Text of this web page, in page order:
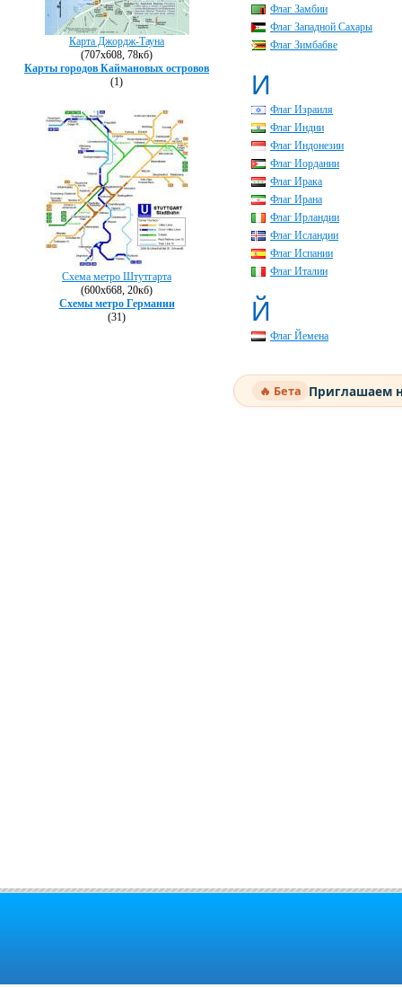
Карта Джордж-Тауна
(707х608, 78кб)
Карты городов Каймановых островов
(1)
Схема метро Штутгарта
(600х668, 20кб)
Схемы метро Германии
(31)
Флаг Замбии
Флаг Западной Сахары
Флаг Зимбабве
И
Флаг Израиля
Флаг Индии
Флаг Индонезии
Флаг Иордании
Флаг Ирака
Флаг Ирана
Флаг Ирландии
Флаг Исландии
Флаг Испании
Флаг Италии
Й
Флаг Йемена
🔥 Бета Приглашаем